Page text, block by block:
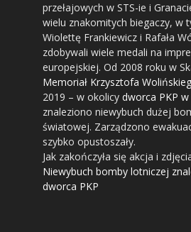
przełajowych w STS-ie i
wielu znakomitych biegaczy, w
Wiolettę Frankiewicz i Rafała
zdobywali wiele medali na
europejskiej. Od 2008 roku w
Memoriał Krzysztofa
2019 – w okolicy dworca PKP
znaleziono niewybuch dużej
światowej. Zarządzono
szybko opustoszały.
Jak zakończyła się akcja i
Niewybuch bomby lotniczej
dworca PKP